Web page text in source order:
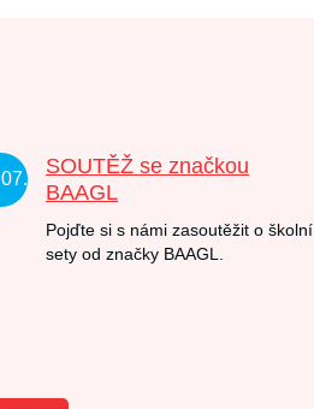
SOUTĚŽ se značkou
BAAGL
Pojďte si s námi zasoutěžit o školní
sety od značky BAAGL.